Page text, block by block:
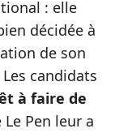
: elle
décidée à
de son
candidats
à faire de
Pen leur a